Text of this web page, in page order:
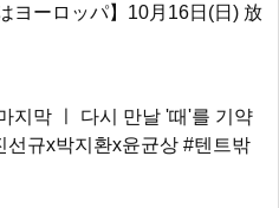
ヨーロッパ】10月16日(日) 放
지막 ㅣ 다시 만날 '때'를 기약
선규x박지환x윤균상 #텐트밖